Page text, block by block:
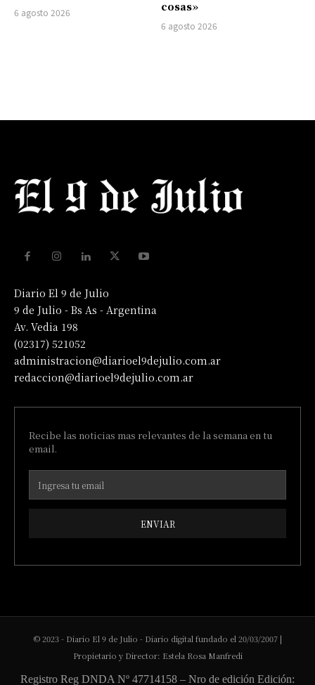
6 agosto 2026
cosas»
6 agosto 2026
Diario El 9 de Julio
9 de Julio - Bs As - Argentina
Av. Vedia 198
(02317) 521052
administracion@diarioel9dejulio.com.ar
redaccion@diarioel9dejulio.com.ar
Recibe las noticias mas relevantes de la semana en tu
email.
ENVIAR
© 2023 - Diario El 9 de Julio - Diario digital fundado el 20/03/2007 |
Propietario y Director: Estela Rosa Manfredi
Registro Reg DNDA Nº 47714158 – Nro de edición Edición: